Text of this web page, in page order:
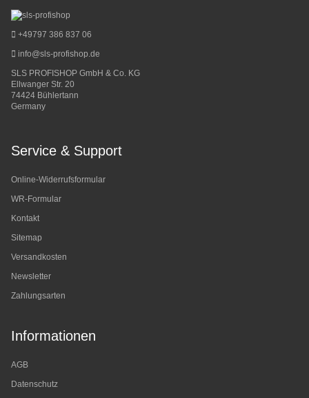
+49797 386 837 06
info@sls-profishop.de
SLS PROFISHOP GmbH & Co. KG
Ellwanger Str. 20
74424 Bühlertann
Germany
Service & Support
Online-Widerrufsformular
WR-Formular
Kontakt
Sitemap
Versandkosten
Newsletter
Zahlungsarten
Informationen
AGB
Datenschutz